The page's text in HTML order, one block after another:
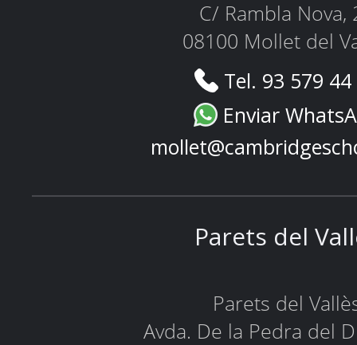
C/ Rambla Nova,
08100 Mollet del
Tel. 93 579
Enviar
Parets del
Parets del
Avda. De la Pedra del